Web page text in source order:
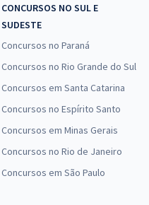
CONCURSOS NO SUL E
SUDESTE
Concursos no Paraná
Concursos no Rio Grande do Sul
Concursos em Santa Catarina
Concursos no Espírito Santo
Concursos em Minas Gerais
Concursos no Rio de Janeiro
Concursos em São Paulo